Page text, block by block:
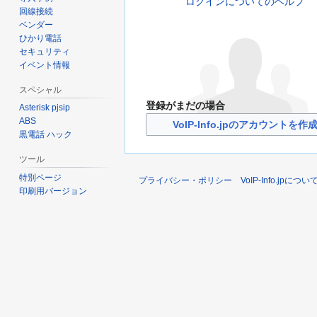
登録がまだの場合
VoIP-Info.jpのアカウントを作成
回線接続
ベンダー
ひかり電話
セキュリティ
イベント情報
スペシャル
Asterisk pjsip
ABS
黒電話 ハック
ツール
特別ページ
印刷用バージョン
プライバシー・ポリシー VoIP-Info.jpについて